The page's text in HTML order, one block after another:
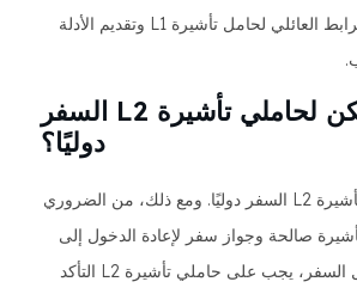
الغالب على إظهار الرابط العائلي لحامل تأشيرة L1 وتقديم الأدلة
هل يمكن لحاملي تأشيرة L2 السفر
دوليًا؟
نعم، يمكن لحاملي تأشيرة L2 السفر دوليًا. ومع ذلك، من الضروري
صالحة وجواز سفر لإعادة الدخول إلى
الولايات المتحدة. قبل السفر، يجب على حاملي تأشيرة L2 التأكد